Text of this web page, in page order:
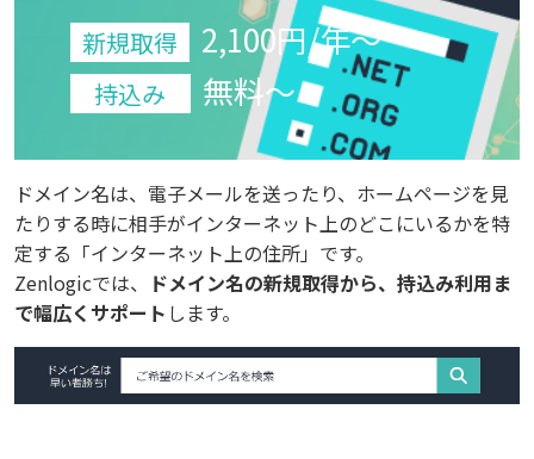
新規取得 2,100円/年～
持込み 無料～
ドメイン名は、電子メールを送ったり、ホームページを見
たりする時に相手がインターネット上のどこにいるかを特
定する「インターネット上の住所」です。
Zenlogicでは、 ドメイン名の新規取得から、持込み利用ま
で幅広くサポート します。